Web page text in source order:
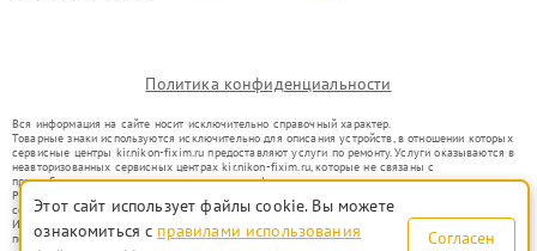
Политика конфиденциальности
Вся информация на сайте носит исключительно справочный характер.
Товарные знаки используются исключительно для описания устройств, в отношении которых
сервисные центры kir.nikon-fixim.ru предоставляют услуги по ремонту. Услуги оказываются в
неавторизованных сервисных центрах kir.nikon-fixim.ru, которые не связаны с
правообладателями товарных знаков или их официальными представителями.
Ремонт осуществляется для устройств, уже введенных в гражданский оборот в соответствии
со статьей 1487 ГК РФ.
Использование товарных знаков не преследует цели индивидуализации услуг или введения
потребителей в заблуждение, а служит для информирования о предоставляемых услугах по
Этот сайт использует файлы cookie. Вы можете
ознакомиться с правилами использования
Согласен